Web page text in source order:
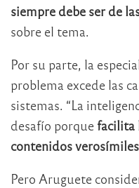
siempre debe ser de
sobre el tema.
Por su parte, la
problema excede las
sistemas. “La
desafío porque facilita
contenidos
Pero Aruguete